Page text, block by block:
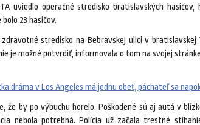
uviedlo operačné stredisko bratislavských
23 hasičov.
stredisko na Bebravskej ulici v bratislavskej
je možné potvrdiť, informovala o tom na svojej
dráma v Los Angeles má jednu obeť, páchateľ sa
že by po výbuchu horelo. Poškodené sú aj autá v
nebola potrebná. Polícia už začala trestné